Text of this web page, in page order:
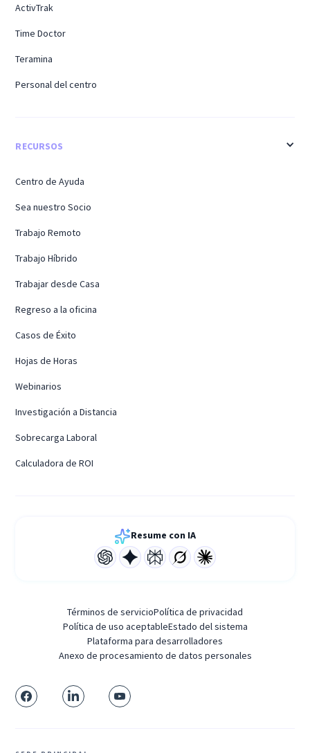
ActivTrak
Time Doctor
Teramina
Personal del centro
RECURSOS
Centro de Ayuda
Sea nuestro Socio
Trabajo Remoto
Trabajo Híbrido
Trabajar desde Casa
Regreso a la oficina
Casos de Éxito
Hojas de Horas
Webinarios
Investigación a Distancia
Sobrecarga Laboral
Calculadora de ROI
Resume con IA
Términos de servicioPolítica de privacidad
Política de uso aceptableEstado del sistema
Plataforma para desarrolladores
Anexo de procesamiento de datos personales